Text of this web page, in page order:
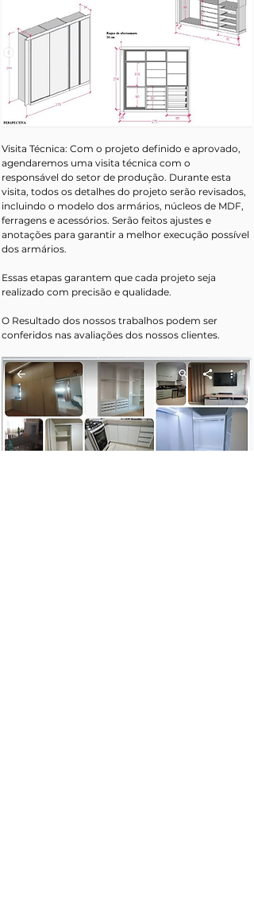
Visita Técnica: Com o projeto definido e aprovado,
agendaremos uma visita técnica com o
responsável do setor de produção. Durante esta
visita, todos os detalhes do projeto serão revisados,
incluindo o modelo dos armários, núcleos de MDF,
ferragens e acessórios. Serão feitos ajustes e
anotações para garantir a melhor execução possível
dos armários.
Essas etapas garantem que cada projeto seja
realizado com precisão e qualidade.
O Resultado dos nossos trabalhos podem ser
conferidos nas avaliações dos nossos clientes.